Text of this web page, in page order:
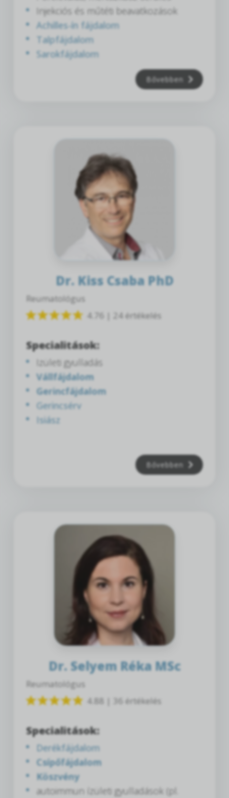
Injekciós és műtéti beavatkozások
Achilles-ín fájdalom
Talpfájdalom
Sarokfájdalom
Bővebben
Dr. Kiss Csaba PhD
Reumatológus
4.76 | 24 értékelés
Specialitások:
Izületi gyulladás
Vállfájdalom
Gerincfájdalom
Gerincsérv
Isiász
Bővebben
Dr. Selyem Réka MSc
Reumatológus
4.88 | 36 értékelés
Specialitások:
Derékfájdalom
Csípőfájdalom
Köszvény
autoimmun ízületi gyulladások (pl.